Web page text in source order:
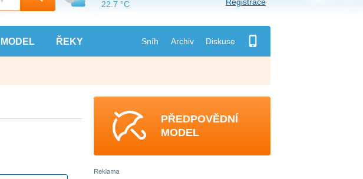
MODEL ŘEKY Sníh Archiv Diskuse
22.7 °C
PŘEDPOVĚDNÍ
MODEL